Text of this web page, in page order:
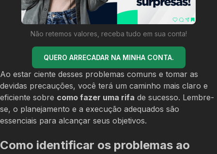
Não retemos valores, receba tudo em sua conta!
QUERO ARRECADAR NA MINHA CONTA.
Ao estar ciente desses problemas comuns e tomar as
devidas precauções, você terá um caminho mais claro e
eficiente sobre como fazer uma rifa de sucesso. Lembre-
se, o planejamento e a execução adequados são
essenciais para alcançar seus objetivos.
Como identificar os problemas ao